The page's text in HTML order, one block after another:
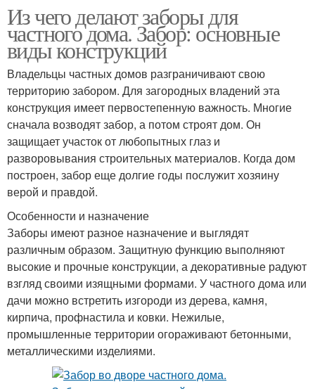
Из чего делают заборы для
частного дома. Забор: основные
виды конструкций
Владельцы частных домов разграничивают свою
территорию забором. Для загородных владений эта
конструкция имеет первостепенную важность. Многие
сначала возводят забор, а потом строят дом. Он
защищает участок от любопытных глаз и
разворовывания строительных материалов. Когда дом
построен, забор еще долгие годы послужит хозяину
верой и правдой.
Особенности и назначение
Заборы имеют разное назначение и выглядят
различным образом. Защитную функцию выполняют
высокие и прочные конструкции, а декоративные радуют
взгляд своими изящными формами. У частного дома или
дачи можно встретить изгороди из дерева, камня,
кирпича, профнастила и ковки. Нежилые,
промышленные территории огораживают бетонными,
металлическими изделиями.